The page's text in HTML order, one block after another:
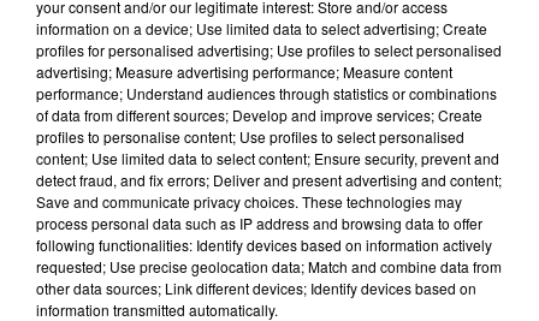
2023, un premier essai clinique a été mené auprès de 39
volontaires. Les chercheurs rapportent une bonne tolérance
aux quatre doses administrées, sans problème majeur de
sécurité. Les analyses montrent également une réponse
immunitaire jugée suffisante pour poursuivre le
développement clinique du vaccin.
La prochaine étape sera un essai de phase 2, qui impliquera
un nombre plus important de participants. Son objectif sera
de confirmer l'efficacité du vaccin et de vérifier qu'il procure
bien une protection large et durable contre différents virus.
your consent and/or our legitimate interest: Store and/or access
information on a device; Use limited data to select advertising; Create
profiles for personalised advertising; Use profiles to select personalised
advertising; Measure advertising performance; Measure content
performance; Understand audiences through statistics or combinations
of data from different sources; Develop and improve services; Create
profiles to personalise content; Use profiles to select personalised
content; Use limited data to select content; Ensure security, prevent and
detect fraud, and fix errors; Deliver and present advertising and content;
Save and communicate privacy choices. These technologies may
process personal data such as IP address and browsing data to offer
following functionalities: Identify devices based on information actively
requested; Use precise geolocation data; Match and combine data from
other data sources; Link different devices; Identify devices based on
information transmitted automatically.